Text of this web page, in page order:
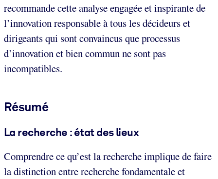
recommande cette analyse engagée et inspirante de
l’innovation responsable à tous les décideurs et
dirigeants qui sont convaincus que processus
d’innovation et bien commun ne sont pas
incompatibles.
Résumé
La recherche : état des lieux
Comprendre ce qu’est la recherche implique de faire
la distinction entre recherche fondamentale et